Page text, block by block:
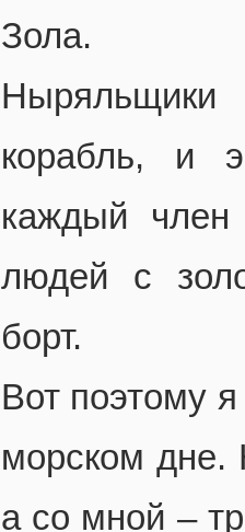
Зола.
корабль, и
каждый
людей с
борт.
Вот поэтому
морском дне.
а со мной –